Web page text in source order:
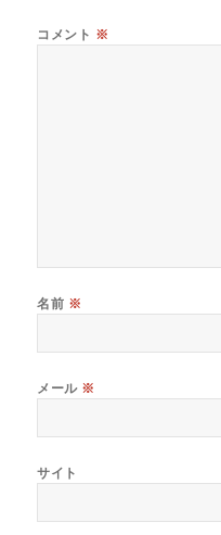
コメント ※
名前 ※
メール ※
サイト